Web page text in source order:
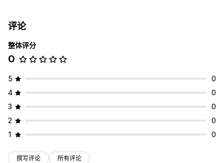
分析 链接分析
评论
整体评分
0
5
0
4
0
3
0
2
0
1
0
撰写评论 所有评论